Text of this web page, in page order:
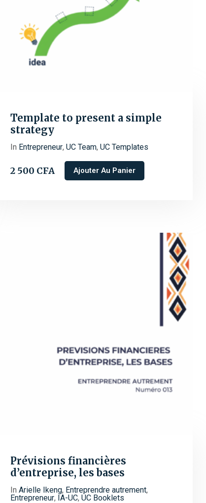
Template to present a simple
strategy
In Entrepreneur, UC Team, UC Templates
2 500 CFA Ajouter Au Panier
Prévisions financières
d’entreprise, les bases
In Arielle Ikeng, Entreprendre autrement,
Entrepreneur, IA-UC, UC Booklets